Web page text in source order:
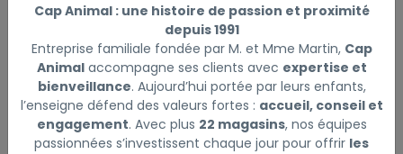
Choisir mon magasin Sélectionner
Livraison à domicile (offerte dès
69€) :
Non disponible en ligne
Cap Animal : une histoire de passion et proximité
depuis 1991
Entreprise familiale fondée par M. et Mme Martin, Cap
Animalaccompagne ses clients avec expertise et
bienveillance. Aujourd’hui portée par leurs enfants,
l’enseigne défend des valeurs fortes : accueil, conseil et
engagement. Avec plus 22 magasins, nos équipes
passionnées s’investissent chaque jour pour offrir les